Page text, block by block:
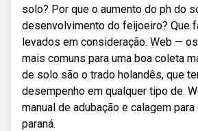
solo? Por que o aumento do ph do
desenvolvimento do feijoeiro? Que
levados em consideração. Web —
mais comuns para uma boa coleta
de solo são o trado holandês, que
desempenho em qualquer tipo de.
manual de adubação e calagem
paraná.